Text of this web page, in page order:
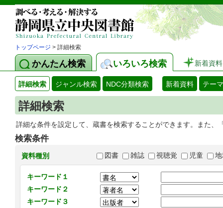
トップページ > 詳細検索
かんたん検索 いろいろ検索 新着資料
詳細検索 ジャンル検索 NDC分類検索 新着資料 テー
詳細検索
詳細な条件を設定して、蔵書を検索することができます。また
検索条件
資料種別 図書 雑誌 視聴覚 児童
キーワード１
キーワード２
キーワード３